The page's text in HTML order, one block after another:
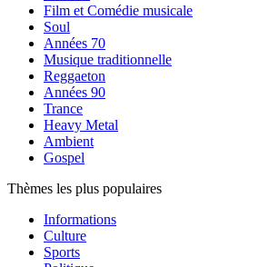
Film et Comédie musicale
Soul
Années 70
Musique traditionnelle
Reggaeton
Années 90
Trance
Heavy Metal
Ambient
Gospel
Thèmes les plus populaires
Informations
Culture
Sports